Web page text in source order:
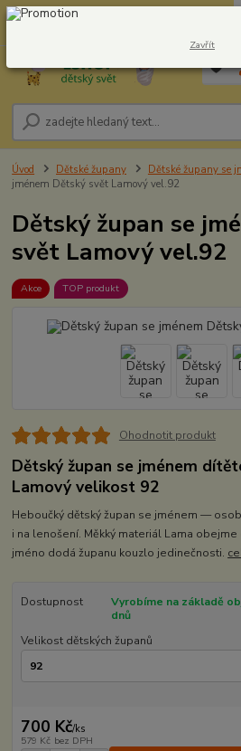
604278943
Úvod Dětské župany Dětské župany se
jménem Dětský svět Lamový vel.92
Dětský župan se
svět Lamový vel.92
Akce TOP produkt
Ohodnotit produkt
Dětský župan se jménem
Lamový velikost 92
Heboučký dětský župan se jménem —
i na lenošení. Měkký materiál Lama
jméno dodá županu kouzlo jedinečnosti.
Dostupnost
Vyrobíme na základě
dnů
Velikost dětských županů
700 Kč/ks
579 Kč bez DPH
Zavřít